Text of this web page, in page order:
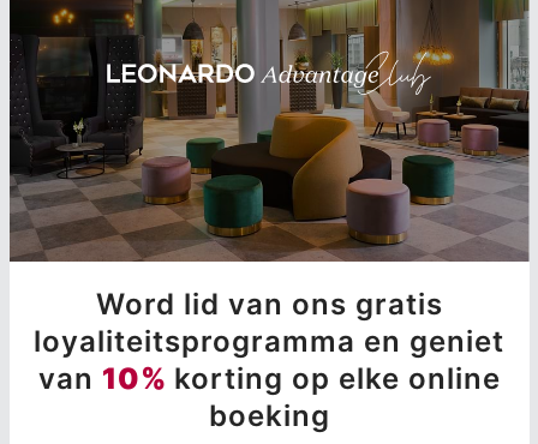
Word lid van ons gratis
loyaliteitsprogramma en geniet
van 10% korting op elke online
boeking